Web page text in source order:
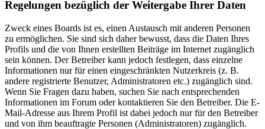
Regelungen bezüglich der Weitergabe Ihrer Daten
Zweck eines Boards ist es, einen Austausch mit anderen Personen
zu ermöglichen. Sie sind sich daher bewusst, dass die Daten Ihres
Profils und die von Ihnen erstellten Beiträge im Internet zugänglich
sein können. Der Betreiber kann jedoch festlegen, dass einzelne
Informationen nur für einen eingeschränkten Nutzerkreis (z. B.
andere registrierte Benutzer, Administratoren etc.) zugänglich sind.
Wenn Sie Fragen dazu haben, suchen Sie nach entsprechenden
Informationen im Forum oder kontaktieren Sie den Betreiber. Die E-
Mail-Adresse aus Ihrem Profil ist dabei jedoch nur für den Betreiber
und von ihm beauftragte Personen (Administratoren) zugänglich.